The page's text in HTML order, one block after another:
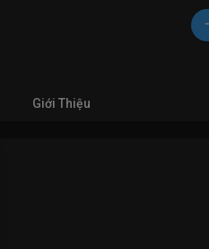
Giới Thiệu